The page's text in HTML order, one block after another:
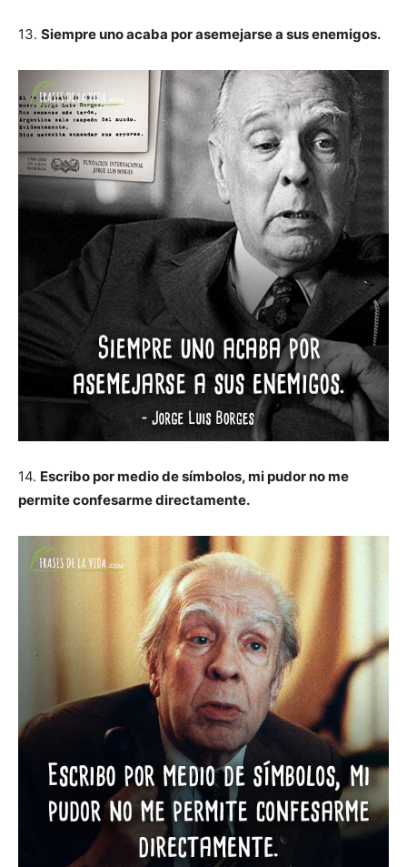
13. Siempre uno acaba por asemejarse a sus enemigos.
14. Escribo por medio de símbolos, mi pudor no me
permite confesarme directamente.